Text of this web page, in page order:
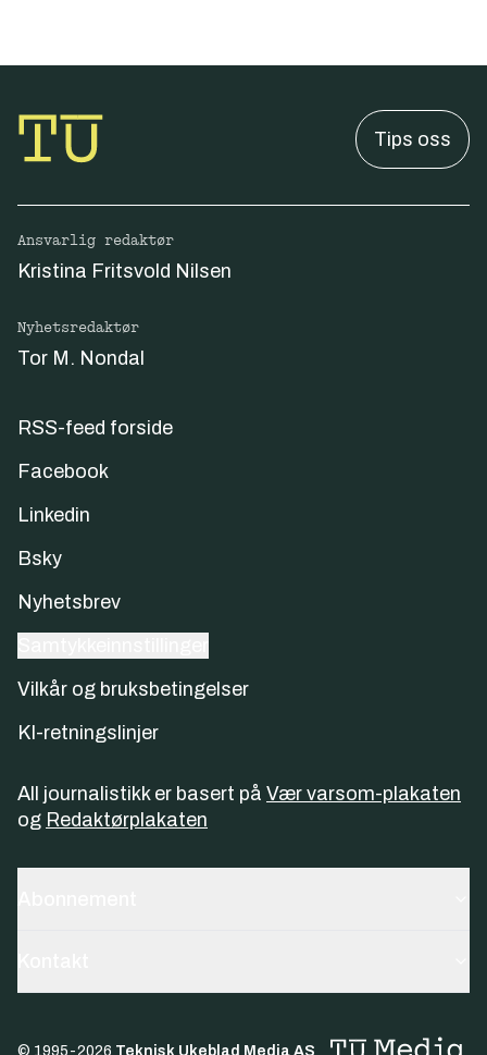
Tips oss
Ansvarlig redaktør
Kristina Fritsvold Nilsen
Nyhetsredaktør
Tor M. Nondal
RSS-feed forside
Facebook
Linkedin
Bsky
Nyhetsbrev
Vilkår og bruksbetingelser
KI-retningslinjer
All journalistikk er basert på Vær varsom-plakaten
og Redaktørplakaten
© 1995-2026 Teknisk Ukeblad Media AS